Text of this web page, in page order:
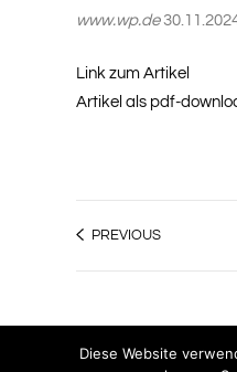
www.wp.de
Link zum Artikel
Artikel als pdf-
PREVIOUS
Diese Website